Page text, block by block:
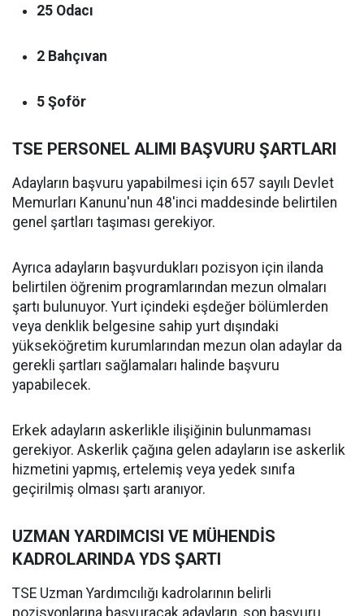
25 Odacı
2 Bahçıvan
5 Şoför
TSE PERSONEL ALIMI BAŞVURU ŞARTLARI
Adayların başvuru yapabilmesi için 657 sayılı Devlet
Memurları Kanunu'nun 48'inci maddesinde belirtilen
genel şartları taşıması gerekiyor.
Ayrıca adayların başvurdukları pozisyon için ilanda
belirtilen öğrenim programlarından mezun olmaları
şartı bulunuyor. Yurt içindeki eşdeğer bölümlerden
veya denklik belgesine sahip yurt dışındaki
yükseköğretim kurumlarından mezun olan adaylar da
gerekli şartları sağlamaları halinde başvuru
yapabilecek.
Erkek adayların askerlikle ilişiğinin bulunmaması
gerekiyor. Askerlik çağına gelen adayların ise askerlik
hizmetini yapmış, ertelemiş veya yedek sınıfa
geçirilmiş olması şartı aranıyor.
UZMAN YARDIMCISI VE MÜHENDİS
KADROLARINDA YDS ŞARTI
TSE Uzman Yardımcılığı kadrolarının belirli
pozisyonlarına başvuracak adayların, son başvuru